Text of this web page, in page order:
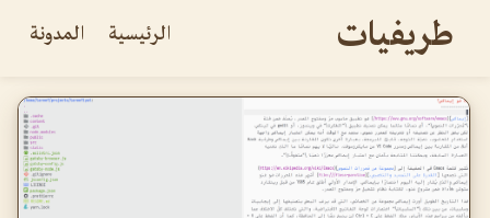
طريفيات الرئيسية المدونة